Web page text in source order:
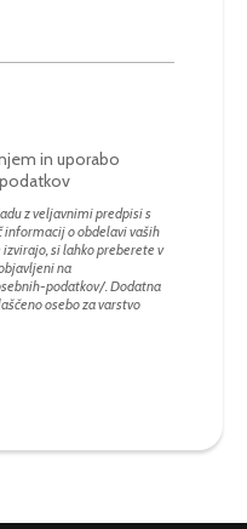
in uporabo
z veljavnimi predpisi s
informacij o obdelavi vaših
si lahko preberete v
na
podatkov/. Dodatna
osebo za varstvo